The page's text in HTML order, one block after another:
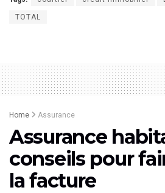
TOTAL
Home Assurance
Assurance
conseils pour
la facture